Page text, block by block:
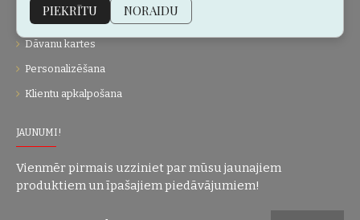
Vietnes karte
Dāvanu kartes
Personalizēšana
Klientu apkalpošana
JAUNUMI!
Vienmēr pirmais uzziniet par mūsu jaunajiem
produktiem un īpašajiem piedāvājumiem!
PIEKRĪTU NORAIDU